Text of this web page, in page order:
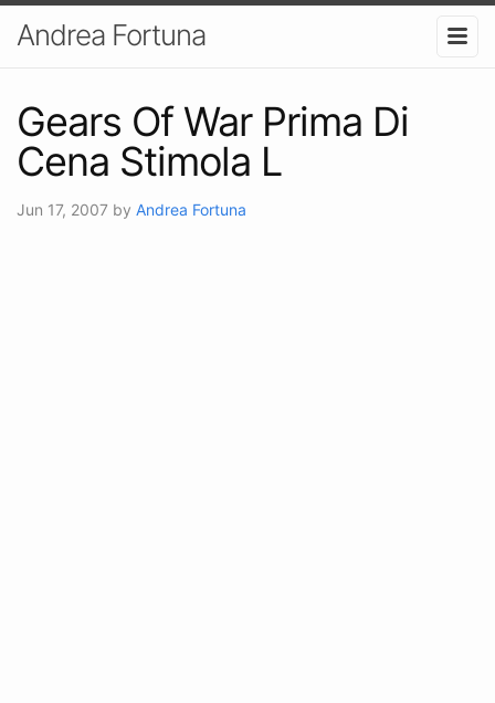
Andrea Fortuna
Gears Of War Prima Di
Cena Stimola L
Jun 17, 2007 by Andrea Fortuna